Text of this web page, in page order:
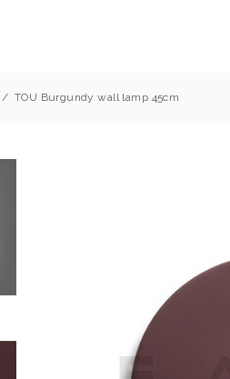
/ TOU Burgundy wall lamp 45cm